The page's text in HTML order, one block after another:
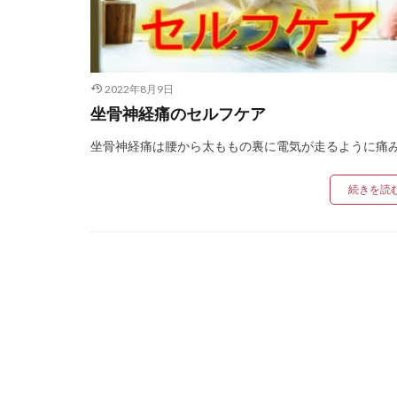
2022年8月9日
坐骨神経痛のセルフケア
坐骨神経痛は腰から太ももの裏に電気が走るように痛
続きを読